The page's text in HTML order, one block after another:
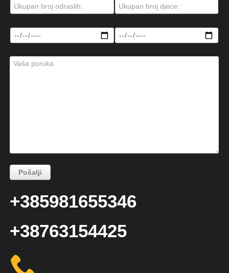
+385981655346
+38763154425